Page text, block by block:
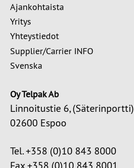
Ajankohtaista
Yritys
Yhteystiedot
Supplier/Carrier INFO
Svenska
Oy Telpak Ab
Linnoitustie 6, (Säterinportti)
02600 Espoo
Tel. +358 (0)10 843 8000
Fax +358 (0)10 843 8001